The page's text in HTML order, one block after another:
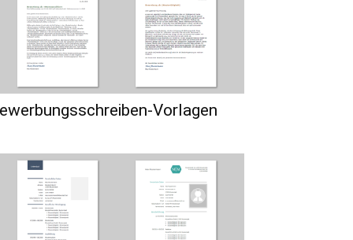
Vorlagen